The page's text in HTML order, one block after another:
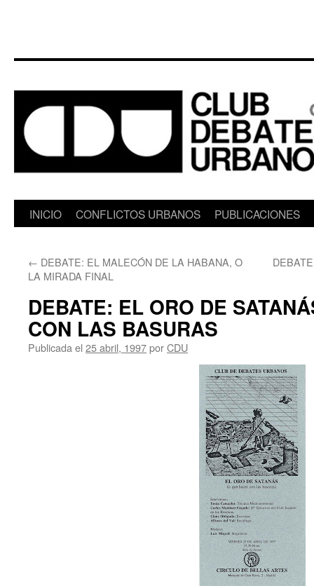
Saltar
contenido
INICIO CONFLICTOS URBANOS PUBLICACIONES
← DEBATE: EL MALECÓN DE LA HABANA, O
LA MIRADA FINAL
DEBATE: EL ORO DE
CON LAS BASURAS
Publicada el 25 abril, 1997porCDU